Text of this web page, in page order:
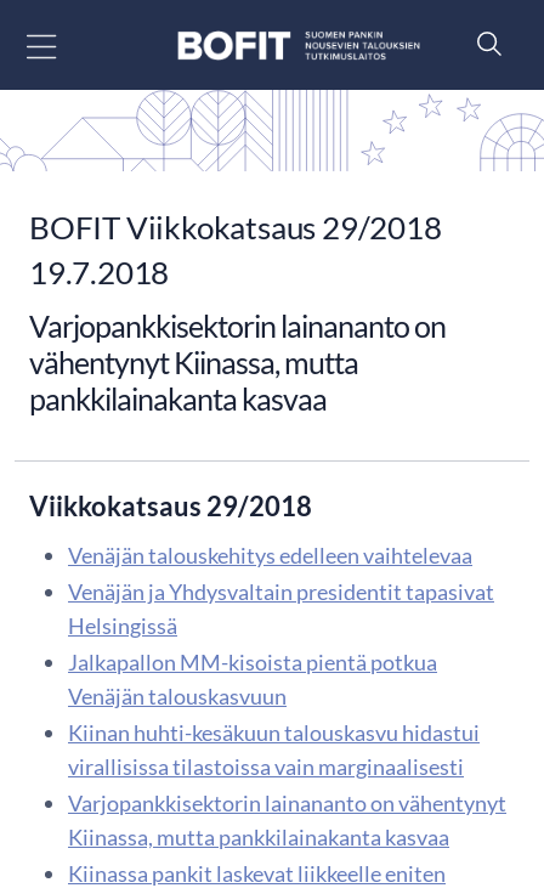
BOFIT Viikkokatsaus 29/2018
19.7.2018
Varjopankkisektorin lainananto on
vähentynyt Kiinassa, mutta
pankkilainakanta kasvaa
Viikkokatsaus 29/2018
Venäjän talouskehitys edelleen vaihtelevaa
Venäjän ja Yhdysvaltain presidentit tapasivat
Helsingissä
Jalkapallon MM-kisoista pientä potkua
Venäjän talouskasvuun
Kiinan huhti-kesäkuun talouskasvu hidastui
virallisissa tilastoissa vain marginaalisesti
Varjopankkisektorin lainananto on vähentynyt
Kiinassa, mutta pankkilainakanta kasvaa
Kiinassa pankit laskevat liikkeelle eniten